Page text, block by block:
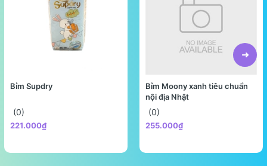
Bỉm Supdry
(0)
221.000₫
Bỉm Moony xanh tiêu chuẩn
nội địa Nhật
(0)
255.000₫